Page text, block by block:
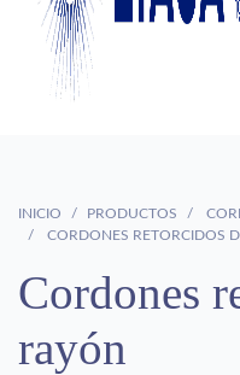
INICIO PRODUCTOS
CORDONES RETORCIDOS
Cordones
rayón